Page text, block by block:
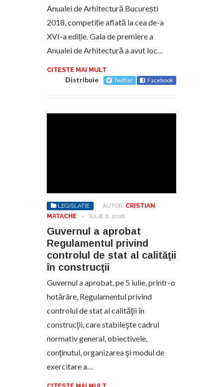
Anualei de Arhitectură București
2018, competiție aflată la cea de-a
XVI-a ediție. Gala de premiere a
Anualei de Arhitectură a avut loc…
CITESTE MAI MULT
Distribuie Twitter Facebook
LEGISLATIE AUTOR: CRISTIAN
MATACHE
- IULIE 6, 2018
Guvernul a aprobat
Regulamentul privind
controlul de stat al calităţii
în construcţii
Guvernul a aprobat, pe 5 iulie, printr-o
hotărâre, Regulamentul privind
controlul de stat al calităţii în
construcţii, care stabileşte cadrul
normativ general, obiectivele,
conţinutul, organizarea şi modul de
exercitare a…